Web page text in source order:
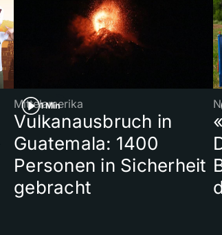
1 Min
Mittelamerika
Vulkanausbruch in
Guatemala: 1400
Personen in Sicherheit
gebracht